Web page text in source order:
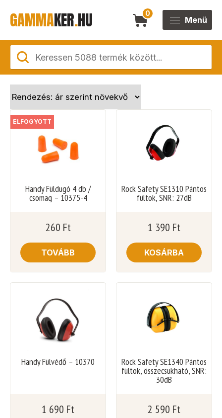
GAMMAKER.HU 0
Menü
ELFOGYOTT
Handy Füldugó 4 db /
csomag – 10375-4
260 Ft
TOVÁBB
Rock Safety SE1310 Pántos
fültok, SNR: 27dB
1 390 Ft
KOSÁRBA
Handy Fülvédő – 10370
1 690 Ft
Rock Safety SE1340 Pántos
fültok, összecsukható, SNR:
30dB
2 590 Ft